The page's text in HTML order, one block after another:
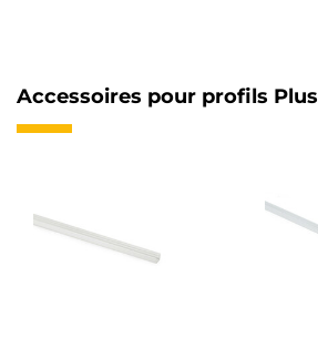
Accessoires pour profils Plus